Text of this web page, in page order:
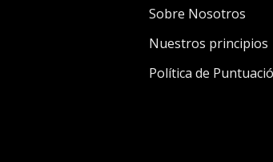
Sobre Nosotros
Nuestros principios
Política de